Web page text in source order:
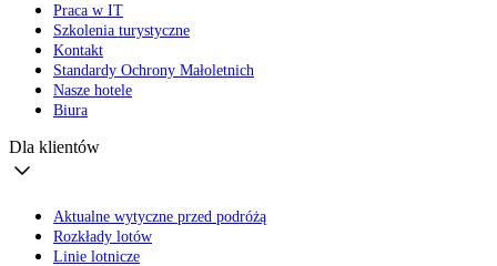
Praca w IT
Szkolenia turystyczne
Kontakt
Standardy Ochrony Małoletnich
Nasze hotele
Biura
Dla klientów
Aktualne wytyczne przed podróżą
Rozkłady lotów
Linie lotnicze